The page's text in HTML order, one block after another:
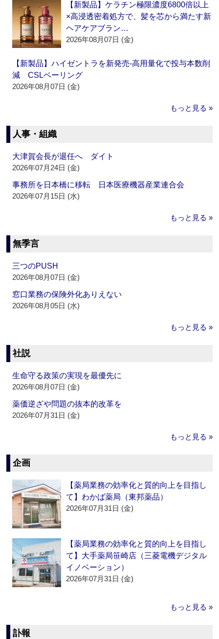
【新製品】ケラチン極限濃度6800倍以上
×高浸透密着処方で、髪を芯から満たす新
ヘアケアブラン…
2026年08月07日 (金)
【新製品】ハイゼントラを新発売‐高用量化で投与本数削
減 CSLベーリング
2026年08月07日 (金)
もっと見る »
人事・組織
大津賀会長が退任へ ダイト
2026年07月24日 (金)
事務所を日本橋に移転 日本医療機器産業連合会
2026年07月15日 (水)
もっと見る »
無季言
三つのPUSH
2026年08月07日 (金)
窓口業務の保険外化ありえない
2026年08月05日 (水)
もっと見る »
社説
生命守る政策の実現を最優先に
2026年08月07日 (金)
薬価逆ざや問題の抜本的改革を
2026年07月31日 (金)
もっと見る »
企画
【薬局業務の効率化と質的向上を目指し
て】わかば薬局（東邦薬品）
2026年07月31日 (金)
【薬局業務の効率化と質的向上を目指し
て】大手薬局笹崎店（三菱電機デジタル
イノベーション）
2026年07月31日 (金)
もっと見る »
訃報